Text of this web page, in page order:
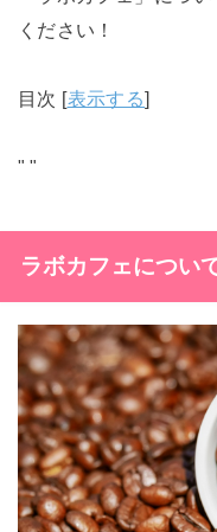
ください！
目次 [表示する]
" "
ラボカフェについ